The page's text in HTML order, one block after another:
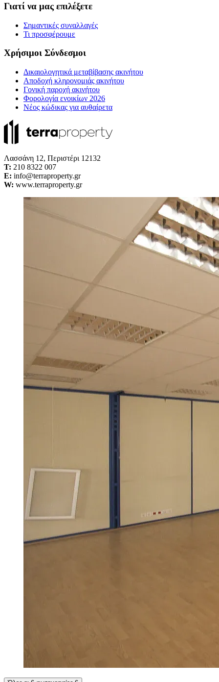
Γιατί να μας επιλέξετε
Σημαντικές συναλλαγές
Τι προσφέρουμε
Χρήσιμοι Σύνδεσμοι
Δικαιολογητικά μεταβίβασης ακινήτου
Αποδοχή κληρονομιάς ακινήτου
Γονική παροχή ακινήτου
Φορολογία ενοικίων 2026
Νέος κώδικας για αυθαίρετα
Λασσάνη 12, Περιστέρι 12132
Τ: 210 8322 007
E: info@terraproperty.gr
W: www.terraproperty.gr